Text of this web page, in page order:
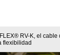
RV-K, el
flexibilidad